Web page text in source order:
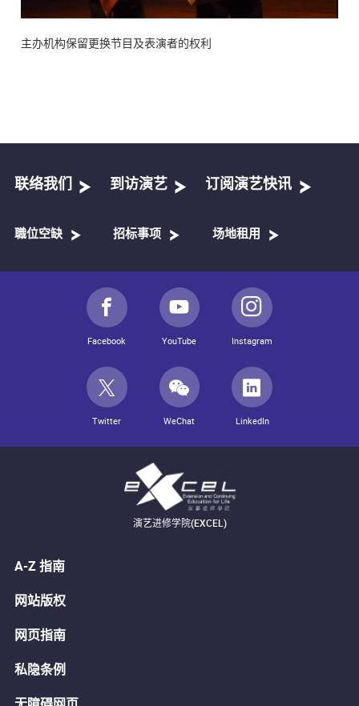
主办机构保留更换节目及表演者的权利
联络我们 到访演艺 订阅演艺快讯
職位空缺 招标事项 场地租用
Facebook YouTube Instagram
Twitter WeChat LinkedIn
演艺进修学院(EXCEL)
A-Z 指南
网站版权
网页指南
私隐条例